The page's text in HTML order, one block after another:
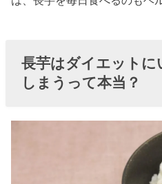
長芋はダイエットに
しまうって本当？